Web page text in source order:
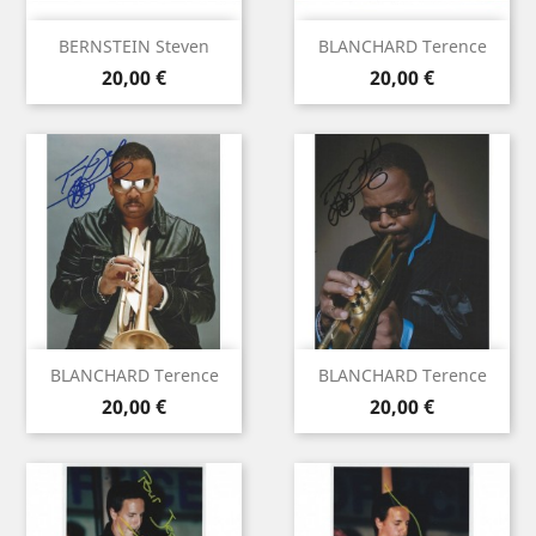
BERNSTEIN Steven
Prix
20,00 €
BLANCHARD Terence
Prix
20,00 €
BLANCHARD Terence
Prix
20,00 €
BLANCHARD Terence
Prix
20,00 €